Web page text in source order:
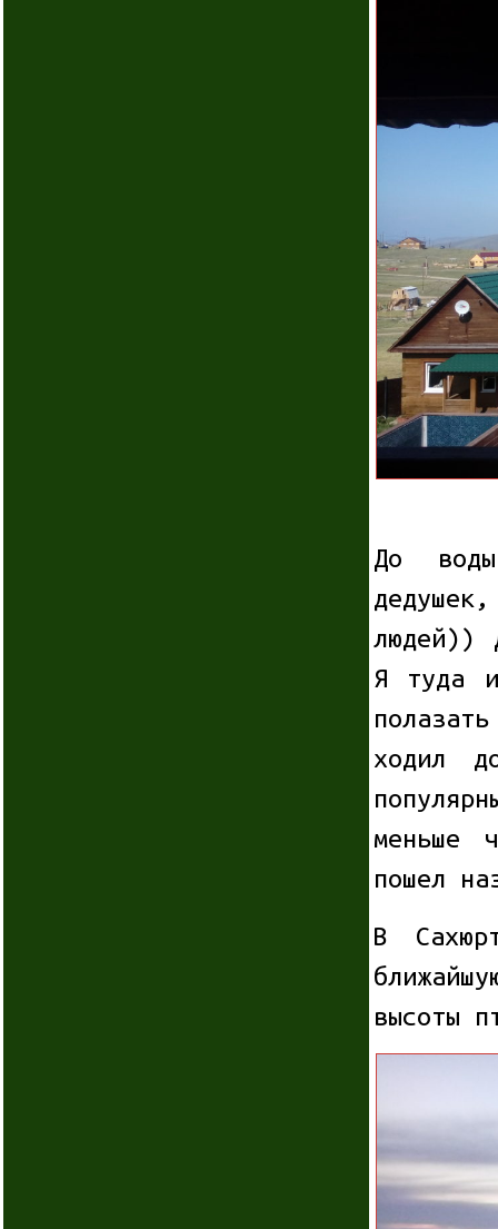
До
людей))
Я туда
ходил
меньше
пошел
В
высоты